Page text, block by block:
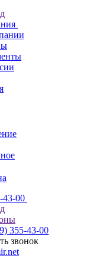
43-00
355-43-00
звонок